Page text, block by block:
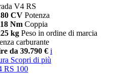
V4 RS
CV Potenza
Nm Coppia
kg Peso in ordine di marcia
carburante
da 39.790 € i
Scopri di più
RS 100